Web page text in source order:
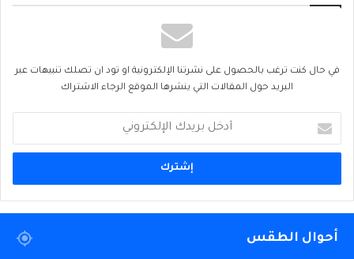
في حال كنت ترغب بالحصول على نشرتنا الإلكترونية او تود ان تصلك تنبيهات عبر
البريد حول المقالات التي ينشرها الموقع الرجاء الاشتراك
بريدك
الإلكتروني
أحوال الطقس